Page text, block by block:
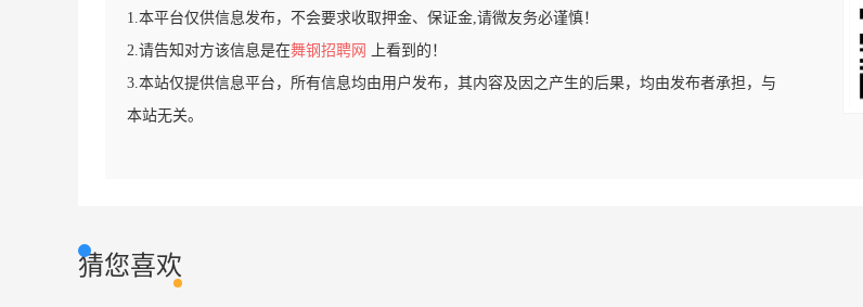
1.本平台仅供信息发布，不会要求收取押金、保证金,请微友务必谨慎！
2.请告知对方该信息是在舞钢招聘网
上看到的！
3.本站仅提供信息平台，所有信息均由用户发布，其内容及因之产生的后果，均由发布者承担，与
本站无关。
猜您喜欢